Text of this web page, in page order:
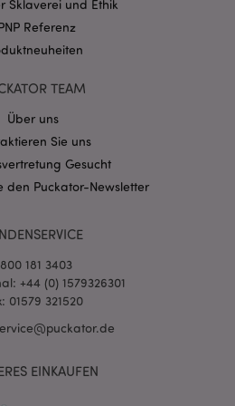
Sklaverei und Ethik
Referenz
TEAM
Über uns
Sie uns
Gesucht
den Puckator-Newsletter
181 3403
+44 (0) 1579326301
01579 321520
EINKAUFEN
.puckator.de
section-